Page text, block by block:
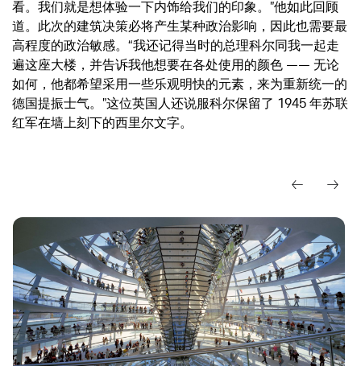
看。我们就是想体验一下内饰给我们的印象。”他如此回顾
道。此次的建筑决策必将产生某种政治影响，因此也需要最
高程度的政治敏感。“我还记得当时的总理科尔同我一起走
遍这座大楼，并告诉我他想要在各处使用的颜色 —— 无论
如何，他都希望采用一些乐观明快的元素，来为重新统一的
德国提振士气。”这位英国人还说服科尔保留了 1945 年苏联
红军在墙上刻下的西里尔文字。